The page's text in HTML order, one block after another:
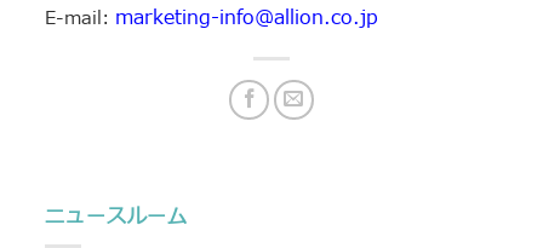
E-mail: marketing-info@allion.co.jp
ニュースルーム